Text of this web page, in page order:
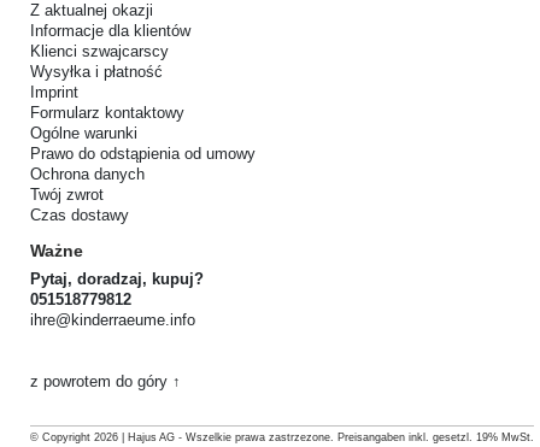
Z aktualnej okazji
Informacje dla klientów
Klienci szwajcarscy
Wysyłka i płatność
Imprint
Formularz kontaktowy
Ogólne warunki
Prawo do odstąpienia od umowy
Ochrona danych
Twój zwrot
Czas dostawy
Ważne
Pytaj, doradzaj, kupuj?
051518779812
ihre@kinderraeume.info
z powrotem do góry ↑
© Copyright 2026 | Hajus AG - Wszelkie prawa zastrzezone. Preisangaben inkl. gesetzl. 19% MwSt.